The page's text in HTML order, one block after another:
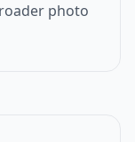
photo